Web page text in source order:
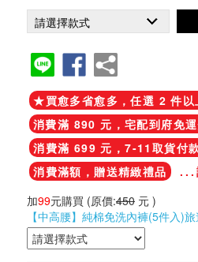
★買愈多省愈多，任選 2 件
消費滿 890 元，宅配到府免
消費滿 699 元，7-11取貨付
消費滿額，贈送精緻禮品
...
加99元購買 (原價:450 元 )
【中高腰】純棉免洗內褲(5件入)